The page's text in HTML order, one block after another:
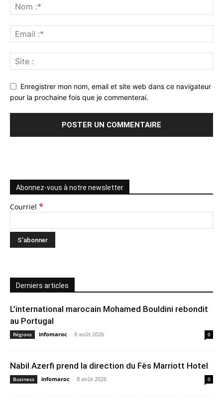
Enregistrer mon nom, email et site web dans ce navigateur
pour la prochaine fois que je commenterai.
Abonnez-vous à notre newsletter
Courriel *
Derniers articles
L’international marocain Mohamed Bouldini rebondit
au Portugal
Régions infomaroc - 8 août 2026 0
Nabil Azerfi prend la direction du Fès Marriott Hotel
Business infomaroc - 8 août 2026 0